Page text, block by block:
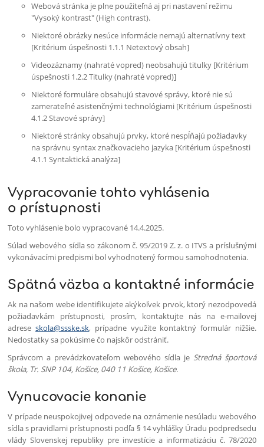
Webová stránka je plne použiteľná aj pri nastavení režimu
"Vysoký kontrast" (High contrast).
Niektoré obrázky nesúce informácie nemajú alternatívny text
[Kritérium úspešnosti 1.1.1 Netextový obsah]
Videozáznamy (nahraté vopred) neobsahujú titulky [Kritérium
úspešnosti 1.2.2 Titulky (nahraté vopred)]
Niektoré formuláre obsahujú stavové správy, ktoré nie sú
zamerateľné asistenčnými technológiami [Kritérium úspešnosti
4.1.2 Stavové správy]
Niektoré stránky obsahujú prvky, ktoré nespĺňajú požiadavky
na správnu syntax značkovacieho jazyka [Kritérium úspešnosti
4.1.1 Syntaktická analýza]
Vypracovanie tohto vyhlásenia
o prístupnosti
Toto vyhlásenie bolo vypracované 14.4.2025.
Súlad webového sídla so zákonom č. 95/2019 Z. z. o ITVS a príslušnými
vykonávacími predpismi bol vyhodnotený formou samohodnotenia.
Spätná väzba a kontaktné informácie
Ak na našom webe identifikujete akýkoľvek prvok, ktorý nezodpovedá
požiadavkám prístupnosti, prosím, kontaktujte nás na e-mailovej
adreseskola@ssske.sk, prípadne využite kontaktný formulár nižšie.
Nedostatky sa pokúsime čo najskôr odstrániť.
Správcom a prevádzkovateľom webového sídla je Stredná športová
škola, Tr. SNP 104, Košice, 040 11 Košice, Košice.
Vynucovacie konanie
V prípade neuspokojivej odpovede na oznámenie nesúladu webového
sídla s pravidlami prístupnosti podľa § 14 vyhlášky Úradu podpredsedu
vlády Slovenskej republiky pre investície a informatizáciu č. 78/2020